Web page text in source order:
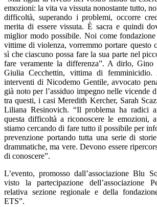
emozioni: la vita va vissuta nonostante tutto,
difficoltà, superando i problemi, occorre
merita di essere vissuta. È sacra e quindi
miglior modo possibile. Noi come
vittime di violenza, vorremmo portare questo
sì che ciascuno possa fare la sua parte nel
fare veramente la differenza”. A dirlo, Gino
Giulia Cecchettin, vittima di
interventi di Nicodemo Gentile, avvocato
già noto per l’assiduo impegno nelle vicende
tra questi, i casi Meredith Kercher, Sarah
Liliana Resinovich. “Il problema ha radici
questa difficoltà a riconoscere le emozioni,
stiamo cercando di fare tutto il possibile per
prevenzione portando tutta una serie di
drammatiche, ma vere. Devono essere
di conoscere”.
L’evento, promosso dall’associazione Blu
visto la partecipazione dell’associazione
relativa sezione regionale e della
ETS”.